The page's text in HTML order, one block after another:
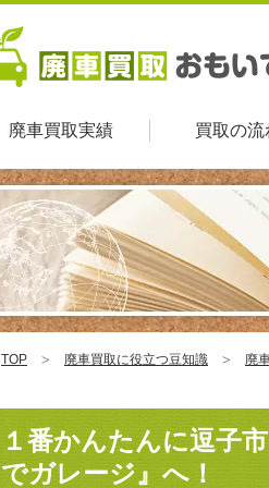
廃車買取実績 買取の流
TOP 廃車買取に役立つ豆知識 廃
１番かんたんに逗子
でガレージ』へ！